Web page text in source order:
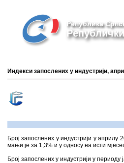
Република
Индекси запослених у индустрији,
Број запослених у индустрији у
мањи је за 1,3% и у односу на исти
Број запослених у индустрији у